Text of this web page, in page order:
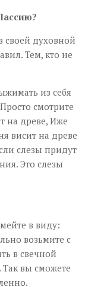
своей духовной
Тем, кто не
из себя
смотрите
на древе, Иже
висит на древе
слезы придут
Это слезы
в виду:
возьмите с
в свечной
Так вы сможете